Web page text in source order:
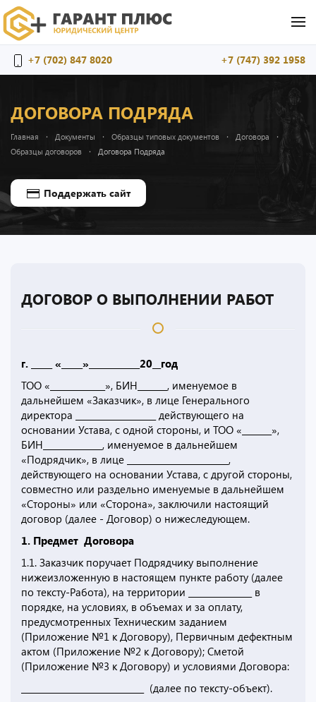
+7 (702) 847 8020 +7 (747) 392 1958
ДОГОВОРА ПОДРЯДА
Главная Документы Образцы типовых документов
Договора
Образцы договоров
Договора Подряда
Поддержать сайт
ДОГОВОР О ВЫПОЛНЕНИИ РАБОТ
г. _____ «_____»____________20__год
ТОО «_____________», БИН_______, именуемое в
дальнейшем «Заказчик», в лице Генерального
директора ___________________ действующего на
основании Устава, с одной стороны, и ТОО «_______»,
БИН______________, именуемое в дальнейшем
«Подрядчик», в лице ________________________,
действующего на основании Устава, с другой стороны,
совместно или раздельно именуемые в дальнейшем
«Стороны» или «Сторона», заключили настоящий
договор (далее - Договор) о нижеследующем.
1. Предмет Договора
1.1. Заказчик поручает Подрядчику выполнение
нижеизложенную в настоящем пункте работу (далее
по тексту-Работа), на территории _______________ в
порядке, на условиях, в объемах и за оплату,
предусмотренных Техническим заданием
(Приложение №1 к Договору), Первичным дефектным
актом (Приложение №2 к Договору); Сметой
(Приложение №3 к Договору) и условиями Договора:
_____________________________ (далее по тексту-объект).